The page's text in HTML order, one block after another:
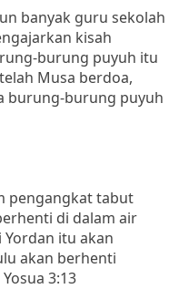
banyak guru sekolah
kisah
burung puyuh itu
Musa berdoa,
burung-burung puyuh
pengangkat tabut
di dalam air
itu akan
akan berhenti
3:13